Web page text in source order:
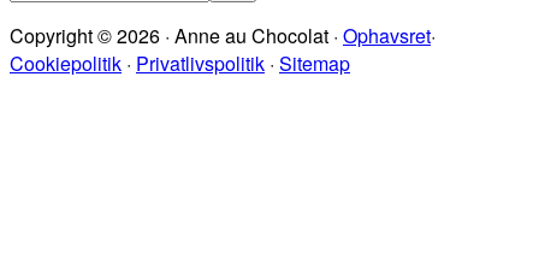
sitet
Copyright © 2026 · Anne au Chocolat · Ophavsret·
Cookiepolitik · Privatlivspolitik · Sitemap